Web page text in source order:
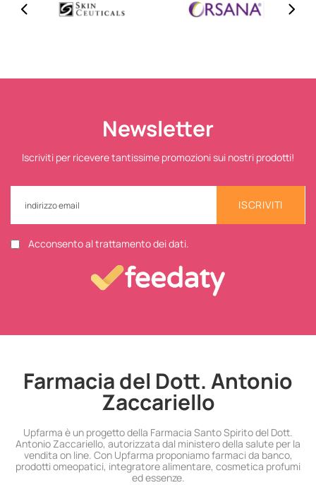
Newsletter
Iscriviti per ricevere tantissime promozioni sui nostri prodotti!
ISCRIVITI
Acconsento al trattamento dei dati.
Farmacia del Dott. Antonio
Zaccariello
Upfarma è un progetto della Farmacia Santo Spirito del Dott.
Antonio Zaccariello, autorizzata dal ministero della salute per la
vendita on line. Con Upfarma proponiamo farmaci da banco,
prodotti omeopatici, integratore alimentare, cosmetica profumi
ed essenze.